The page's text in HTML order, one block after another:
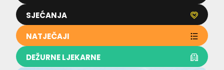
SJEĆANJA
NATJEČAJI
DEŽURNE LJEKARNE